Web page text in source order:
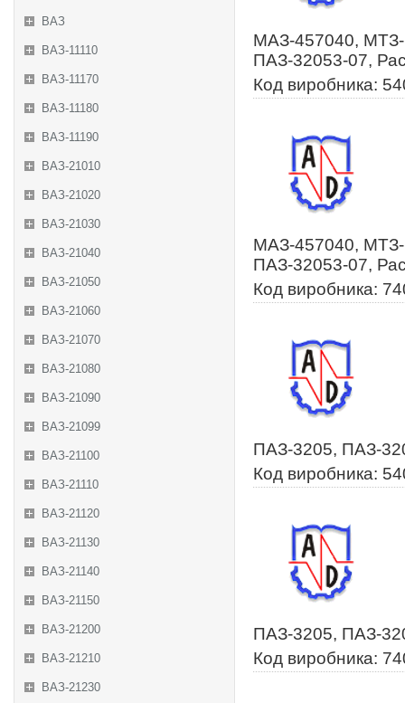
ВАЗ
ВАЗ-11110
ВАЗ-11170
ВАЗ-11180
ВАЗ-11190
ВАЗ-21010
ВАЗ-21020
ВАЗ-21030
ВАЗ-21040
ВАЗ-21050
ВАЗ-21060
ВАЗ-21070
ВАЗ-21080
ВАЗ-21090
ВАЗ-21099
ВАЗ-21100
ВАЗ-21110
ВАЗ-21120
ВАЗ-21130
ВАЗ-21140
ВАЗ-21150
ВАЗ-21200
ВАЗ-21210
ВАЗ-21230
МАЗ-457040,
ПАЗ-32053-07,
Код виробника:
МАЗ-457040,
ПАЗ-32053-07,
Код виробника:
ПАЗ-3205, ПАЗ-
Код виробника:
ПАЗ-3205, ПАЗ-
Код виробника: